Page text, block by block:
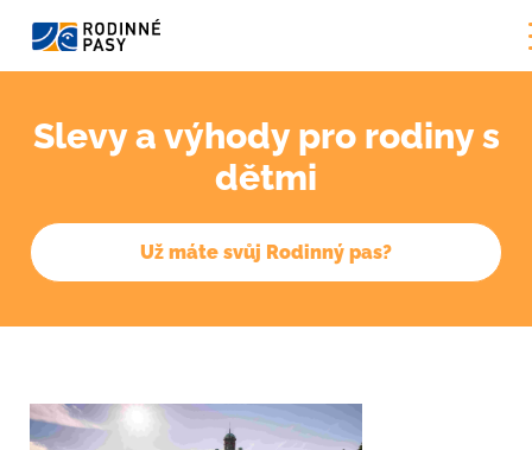
Slevy a výhody pro rodiny s
dětmi
Už máte svůj Rodinný pas?